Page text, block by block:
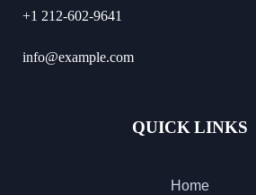
+1 212-602-9641
info@example.com
QUICK LINKS
Home